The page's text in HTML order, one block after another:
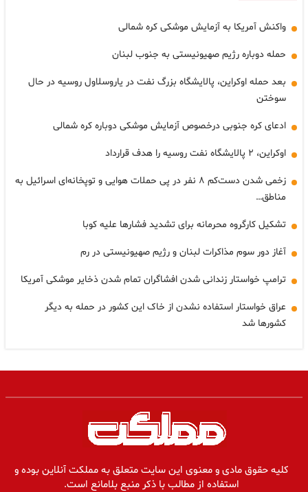
واکنش آمریکا به آزمایش موشکی کره شمالی
حمله دوباره رژیم صهیونیستی به جنوب لبنان
بعد حمله اوکراین، پالایشگاه بزرگ نفت در یاروسلاول روسیه در حال
سوختن
ادعای کره جنوبی درخصوص آزمایش موشکی دوباره کره شمالی
اوکراین، ۲ پالایشگاه نفت روسیه را هدف قرارداد
زخمی شدن دست‌کم ۸ نفر در پی حملات هوایی و توپخانه‌ای اسرائیل به
مناطق…
تشکیل کارگروه محرمانه برای تشدید فشارها علیه کوبا
آغاز دور سوم مذاکرات لبنان و رژیم صهیونیستی در رم
ترامپ خواستار زندانی شدن افشاگران تمام شدن ذخایر موشکی آمریکا
عراق خواستار استفاده نشدن از خاک این کشور در حمله به دیگر
کشورها شد
کلیه حقوق مادی و معنوی این سایت متعلق به مملکت آنلاین بوده و
استفاده از مطالب با ذکر منبع بلامانع است.